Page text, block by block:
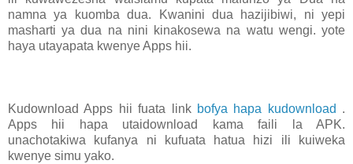
namna ya kuomba dua. Kwanini dua hazijibiwi, ni yepi
masharti ya dua na nini kinakosewa na watu wengi. yote
haya utayapata kwenye Apps hii.
Kudownload Apps hii fuata link bofya hapa kudownload .
Apps hii hapa utaidownload kama faili la APK.
unachotakiwa kufanya ni kufuata hatua hizi ili kuiweka
kwenye simu yako.